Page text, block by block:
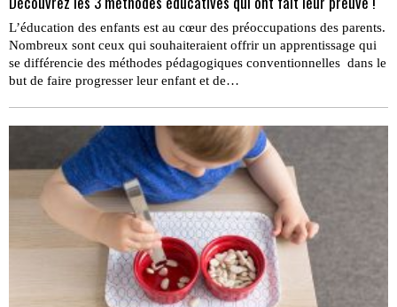
L’éducation des enfants est au cœur des préoccupations des parents.
Nombreux sont ceux qui souhaiteraient offrir un apprentissage qui
se différencie des méthodes pédagogiques conventionnelles dans le
but de faire progresser leur enfant et de…